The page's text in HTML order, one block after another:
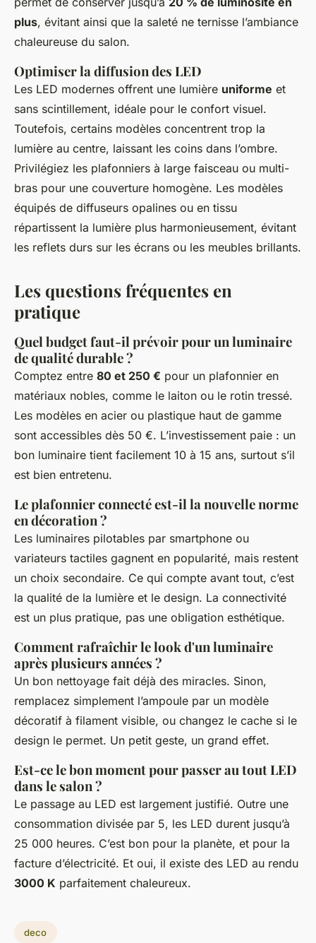
plus, évitant ainsi que la saleté ne ternisse l’ambiance
chaleureuse du salon.
Optimiser la diffusion des LED
Les LED modernes offrent une lumière uniforme et
sans scintillement, idéale pour le confort visuel.
Toutefois, certains modèles concentrent trop la
lumière au centre, laissant les coins dans l’ombre.
Privilégiez les plafonniers à large faisceau ou multi-
bras pour une couverture homogène. Les modèles
équipés de diffuseurs opalines ou en tissu
répartissent la lumière plus harmonieusement, évitant
les reflets durs sur les écrans ou les meubles brillants.
Les questions fréquentes en
pratique
Quel budget faut-il prévoir pour un luminaire
de qualité durable ?
Comptez entre 80 et 250 € pour un plafonnier en
matériaux nobles, comme le laiton ou le rotin tressé.
Les modèles en acier ou plastique haut de gamme
sont accessibles dès 50 €. L’investissement paie : un
bon luminaire tient facilement 10 à 15 ans, surtout s’il
est bien entretenu.
Le plafonnier connecté est-il la nouvelle norme
en décoration ?
Les luminaires pilotables par smartphone ou
variateurs tactiles gagnent en popularité, mais restent
un choix secondaire. Ce qui compte avant tout, c’est
la qualité de la lumière et le design. La connectivité
est un plus pratique, pas une obligation esthétique.
Comment rafraîchir le look d'un luminaire
après plusieurs années ?
Un bon nettoyage fait déjà des miracles. Sinon,
remplacez simplement l’ampoule par un modèle
décoratif à filament visible, ou changez le cache si le
design le permet. Un petit geste, un grand effet.
Est-ce le bon moment pour passer au tout LED
dans le salon ?
Le passage au LED est largement justifié. Outre une
consommation divisée par 5, les LED durent jusqu’à
25 000 heures. C’est bon pour la planète, et pour la
facture d’électricité. Et oui, il existe des LED au rendu
3000 K parfaitement chaleureux.
deco